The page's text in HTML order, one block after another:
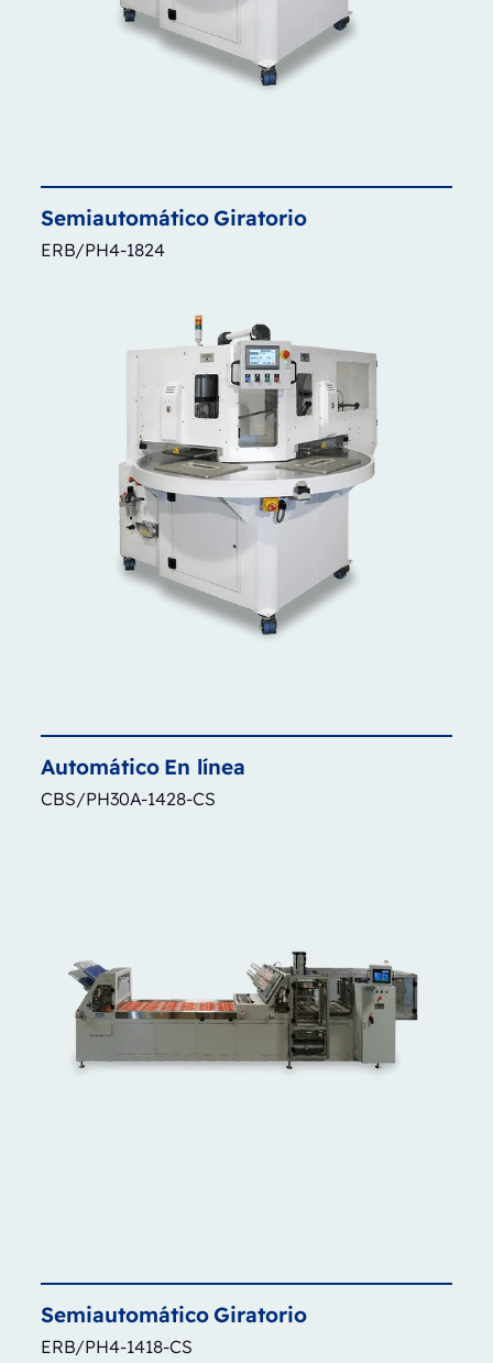
SemiautomáticoGiratorio
ERB/PH4-1824
Automático En línea
CBS/PH30A-1428-CS
SemiautomáticoGiratorio
ERB/PH4-1418-CS